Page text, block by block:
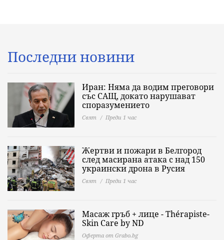
Последни новини
Иран: Няма да водим преговори
със САЩ, докато нарушават
споразумението
Свят Преди 1 час
Жертви и пожари в Белгород
след масирана атака с над 150
украински дрона в Русия
Свят Преди 1 час
Масаж гръб + лице - Thérapiste-
Skin Care by ND
Оферта от Grabo.bg